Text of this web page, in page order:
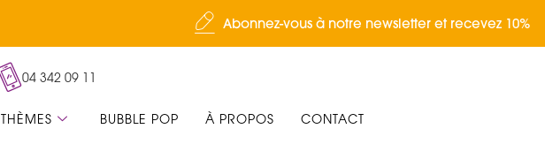
Abonnez-vous à notre newsletter et recevez 10%
04 342 09 11
THÈMES BUBBLE POP À PROPOS CONTACT